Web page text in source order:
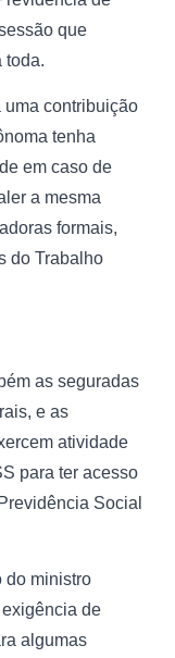
que
toda.
uma contribuição
tenha
em caso de
a mesma
formais,
do Trabalho
as seguradas
e as
atividade
para ter acesso
Social
do ministro
de
algumas